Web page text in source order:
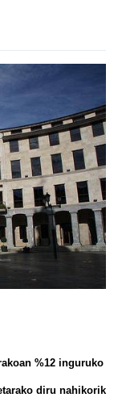
%12 inguruko
diru nahikorik